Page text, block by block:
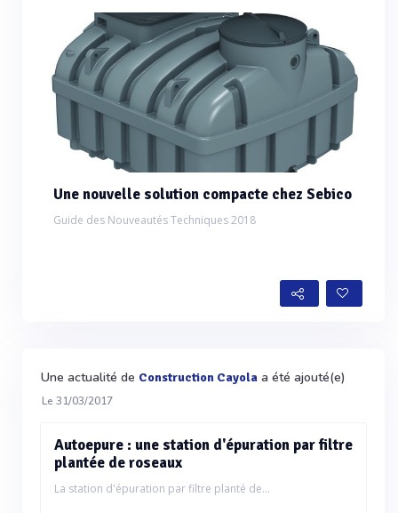
Une nouvelle solution compacte chez Sebico
Guide des Nouveautés Techniques 2018
Une actualité de Construction Cayola a été ajouté(e)
Le 31/03/2017
Autoepure : une station d'épuration par filtre
plantée de roseaux
La station d'épuration par filtre planté de...